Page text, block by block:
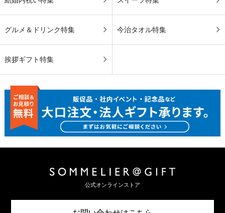
グルメ＆ドリンク特集 今治タオル特集
挨拶ギフト特集
公式オンラインストア